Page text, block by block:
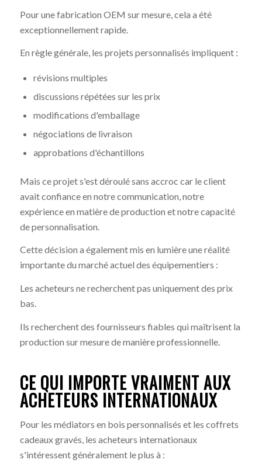
Pour une fabrication OEM sur mesure, cela a été
exceptionnellement rapide.
En règle générale, les projets personnalisés impliquent :
révisions multiples
discussions répétées sur les prix
modifications d'emballage
négociations de livraison
approbations d'échantillons
Mais ce projet s'est déroulé sans accroc car le client
avait confiance en notre communication, notre
expérience en matière de production et notre capacité
de personnalisation.
Cette décision a également mis en lumière une réalité
importante du marché actuel des équipementiers :
Les acheteurs ne recherchent pas uniquement des prix
bas.
Ils recherchent des fournisseurs fiables qui maîtrisent la
production sur mesure de manière professionnelle.
CE QUI IMPORTE VRAIMENT AUX
ACHETEURS INTERNATIONAUX
Pour les médiators en bois personnalisés et les coffrets
cadeaux gravés, les acheteurs internationaux
s'intéressent généralement le plus à :